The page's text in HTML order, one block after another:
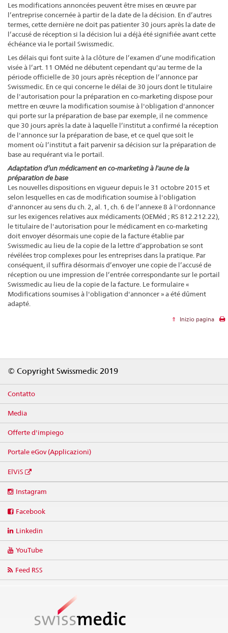
Les modifications annoncées peuvent être mises en œuvre par
l’entreprise concernée à partir de la date de la décision. En d’autres
termes, cette dernière ne doit pas patienter 30 jours après la date de
l’accusé de réception si la décision lui a déjà été signifiée avant cette
échéance via le portail Swissmedic.
Les délais qui font suite à la clôture de l’examen d’une modification
visée à l’art. 11 OMéd ne débutent cependant qu'au terme de la
période officielle de 30 jours après réception de l’annonce par
Swissmedic. En ce qui concerne le délai de 30 jours dont le titulaire
de l'autorisation pour la préparation en co-marketing dispose pour
mettre en œuvre la modification soumise à l'obligation d'annoncer
qui porte sur la préparation de base par exemple, il ne commence
que 30 jours après la date à laquelle l’institut a confirmé la réception
de l'annonce sur la préparation de base, et ce quel que soit le
moment où l’institut a fait parvenir sa décision sur la préparation de
base au requérant via le portail.
Adaptation d’un médicament en co-marketing à l'aune de la
préparation de base
Les nouvelles dispositions en vigueur depuis le 31 octobre 2015 et
selon lesquelles en cas de modification soumise à l'obligation
d'annoncer au sens du ch. 2, al. 1, ch. 6 de l’annexe 8 à l'ordonnance
sur les exigences relatives aux médicaments (OEMéd ; RS 812.212.22),
le titulaire de l'autorisation pour le médicament en co-marketing
doit envoyer désormais une copie de la facture établie par
Swissmedic au lieu de la copie de la lettre d’approbation se sont
révélées trop complexes pour les entreprises dans la pratique. Par
conséquent, il suffira désormais d’envoyer une copie de l’accusé de
réception ou une impression de l’entrée correspondante sur le portail
Swissmedic au lieu de la copie de la facture. Le formulaire «
Modifications soumises à l'obligation d'annoncer » a été dûment
adapté.
Inizio pagina
© Copyright Swissmedic 2019
Contatto
Media
Offerte d'impiego
Portale eGov (Applicazioni)
ElViS
media
Instagram
Facebook
Linkedin
YouTube
Feed RSS